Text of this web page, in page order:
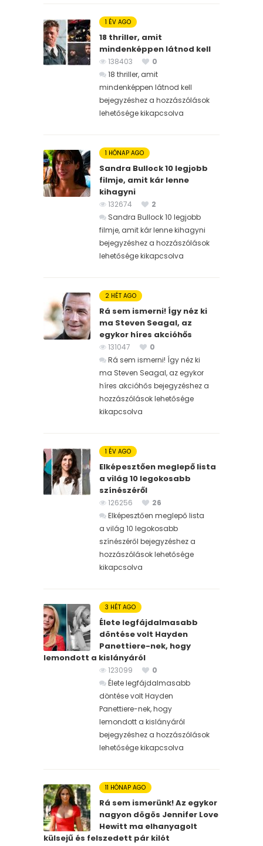
1 ÉV AGO
18 thriller, amit
mindenképpen látnod kell
138403
0
18 thriller, amit
mindenképpen látnod kell
bejegyzéshez a hozzászólások
lehetősége kikapcsolva
1 HÓNAP AGO
Sandra Bullock 10 legjobb
filmje, amit kár lenne
kihagyni
132674
2
Sandra Bullock 10 legjobb
filmje, amit kár lenne kihagyni
bejegyzéshez a hozzászólások
lehetősége kikapcsolva
2 HÉT AGO
Rá sem ismerni! Így néz ki
ma Steven Seagal, az
egykor híres akcióhős
131047
0
Rá sem ismerni! Így néz ki
ma Steven Seagal, az egykor
híres akcióhős bejegyzéshez a
hozzászólások lehetősége
kikapcsolva
1 ÉV AGO
Elképesztően meglepő lista
a világ 10 legokosabb
színészéről
126256
26
Elképesztően meglepő lista
a világ 10 legokosabb
színészéről bejegyzéshez a
hozzászólások lehetősége
kikapcsolva
3 HÉT AGO
Élete legfájdalmasabb
döntése volt Hayden
Panettiere-nek, hogy
lemondott a kislányáról
123099
0
Élete legfájdalmasabb
döntése volt Hayden
Panettiere-nek, hogy
lemondott a kislányáról
bejegyzéshez a hozzászólások
lehetősége kikapcsolva
11 HÓNAP AGO
Rá sem ismerünk! Az egykor
nagyon dögös Jennifer Love
Hewitt ma elhanyagolt
külsejű és felszedett pár kilót